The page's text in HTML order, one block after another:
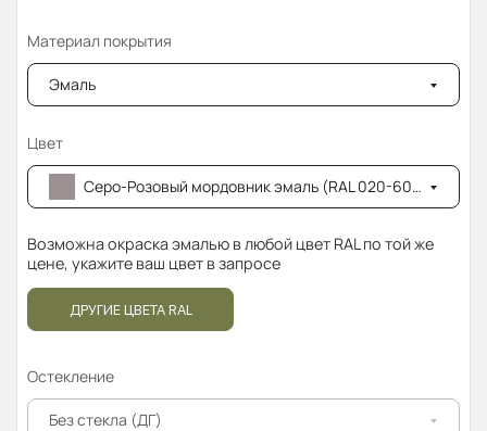
Материал покрытия
Эмаль
Цвет
Серо-Розовый мордовник эмаль (RAL 020-60-05)
Возможна окраска эмалью в любой цвет RAL по той же
цене, укажите ваш цвет в запросе
ДРУГИЕ ЦВЕТА RAL
Остекление
Без стекла (ДГ)